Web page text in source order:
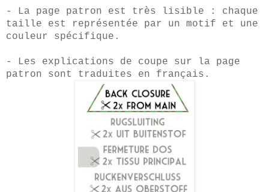
- La page patron est très lisible : chaque
taille est représentée par un motif et une
couleur spécifique.
- Les explications de coupe sur la page
patron sont traduites en français.